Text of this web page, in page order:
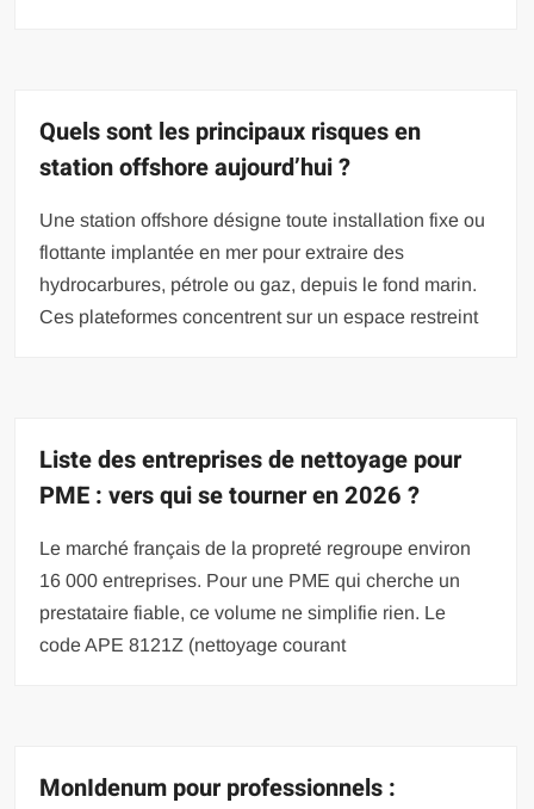
Quels sont les principaux risques en
station offshore aujourd’hui ?
Une station offshore désigne toute installation fixe ou
flottante implantée en mer pour extraire des
hydrocarbures, pétrole ou gaz, depuis le fond marin.
Ces plateformes concentrent sur un espace restreint
Liste des entreprises de nettoyage pour
PME : vers qui se tourner en 2026 ?
Le marché français de la propreté regroupe environ
16 000 entreprises. Pour une PME qui cherche un
prestataire fiable, ce volume ne simplifie rien. Le
code APE 8121Z (nettoyage courant
MonIdenum pour professionnels :